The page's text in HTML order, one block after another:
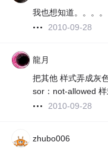
我也想知道。。。。
2010-09-28
龍月
把其他 样式弄成灰
sor：not-allowed
2010-09-28
zhubo006